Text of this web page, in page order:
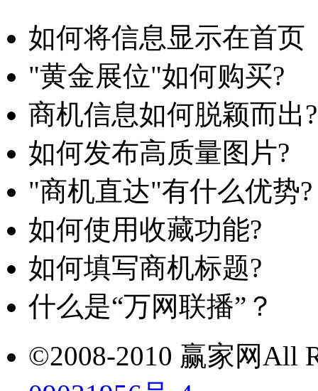
如何将信息显示在首页
"黄金展位"如何购买?
商机信息如何脱颖而出?
如何发布高质量图片?
"商机直达"有什么优势?
如何使用收藏功能?
如何填写商机标题?
什么是“万网联播”？
©2008-2010 赢家网All